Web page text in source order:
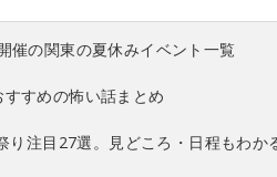
催の関東の夏休みイベント一覧
すすめの怖い話まとめ
り注目27選。見どころ・日程もわか